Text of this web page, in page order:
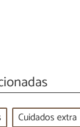
Cuidados extra